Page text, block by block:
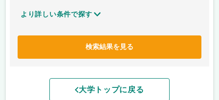
より詳しい条件で探す
検索結果を見る
大学トップに戻る